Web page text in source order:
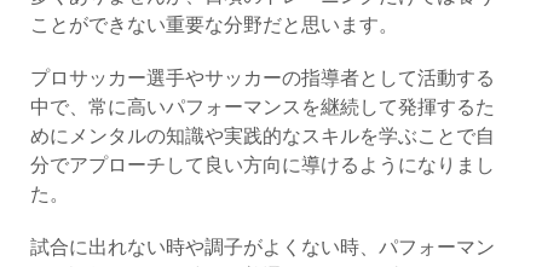
ことができない重要な分野だと思います。
プロサッカー選手やサッカーの指導者として活動する
中で、常に高いパフォーマンスを継続して発揮するた
めにメンタルの知識や実践的なスキルを学ぶことで自
分でアプローチして良い方向に導けるようになりまし
た。
試合に出れない時や調子がよくない時、パフォーマン